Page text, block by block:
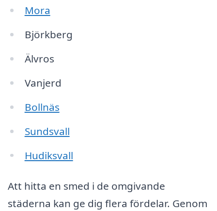
Mora
Björkberg
Älvros
Vanjerd
Bollnäs
Sundsvall
Hudiksvall
Att hitta en smed i de omgivande
städerna kan ge dig flera fördelar. Genom